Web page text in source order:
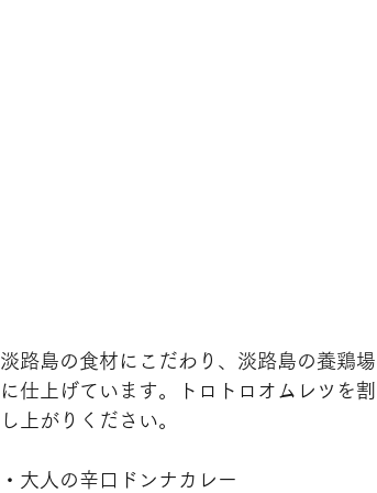
淡路島の食材にこだわり、淡路島の養鶏
に仕上げています。トロトロオムレツを
し上がりください。
・大人の辛口ドンナカレー